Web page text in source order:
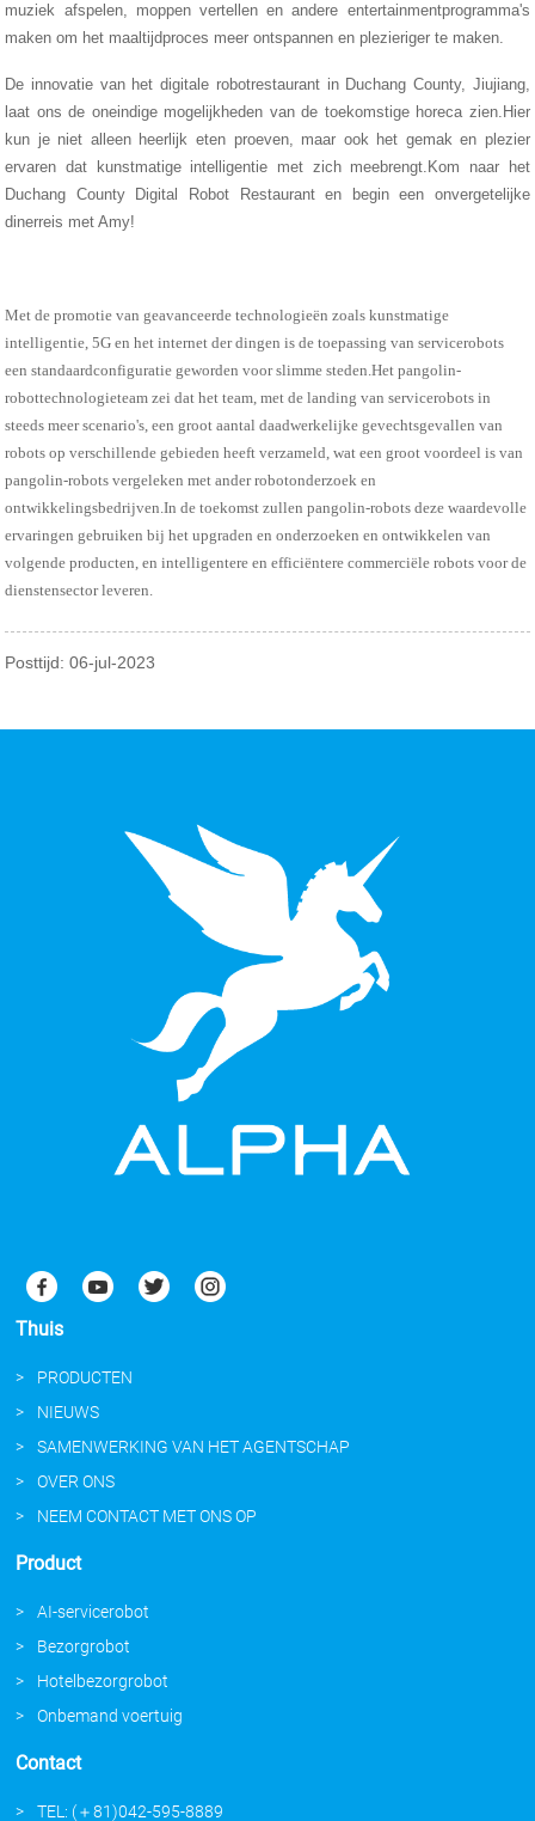
muziek afspelen, moppen vertellen en andere entertainmentprogramma's
maken om het maaltijdproces meer ontspannen en plezieriger te maken.
De innovatie van het digitale robotrestaurant in Duchang County, Jiujiang,
laat ons de oneindige mogelijkheden van de toekomstige horeca zien.Hier
kun je niet alleen heerlijk eten proeven, maar ook het gemak en plezier
ervaren dat kunstmatige intelligentie met zich meebrengt.Kom naar het
Duchang County Digital Robot Restaurant en begin een onvergetelijke
dinerreis met Amy!
Met de promotie van geavanceerde technologieën zoals kunstmatige
intelligentie, 5G en het internet der dingen is de toepassing van servicerobots
een standaardconfiguratie geworden voor slimme steden.Het pangolin-
robottechnologieteam zei dat het team, met de landing van servicerobots in
steeds meer scenario's, een groot aantal daadwerkelijke gevechtsgevallen van
robots op verschillende gebieden heeft verzameld, wat een groot voordeel is van
pangolin-robots vergeleken met ander robotonderzoek en
ontwikkelingsbedrijven.In de toekomst zullen pangolin-robots deze waardevolle
ervaringen gebruiken bij het upgraden en onderzoeken en ontwikkelen van
volgende producten, en intelligentere en efficiëntere commerciële robots voor de
dienstensector leveren.
Posttijd: 06-jul-2023
Thuis
PRODUCTEN
NIEUWS
SAMENWERKING VAN HET AGENTSCHAP
OVER ONS
NEEM CONTACT MET ONS OP
Product
AI-servicerobot
Bezorgrobot
Hotelbezorgrobot
Onbemand voertuig
Contact
TEL: (＋81)042-595-8889